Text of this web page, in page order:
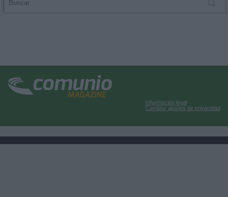
Información legal
Cambiar ajustes de privacidad